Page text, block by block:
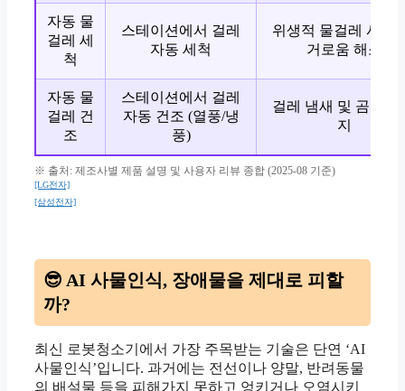
자동 물
걸레 세
척
스테이션에서 걸레
자동 세척
위생적 물걸레 사용,
거로움 해소
자동 물
걸레 건
조
스테이션에서 걸레
자동 건조 (열풍/냉
풍)
걸레 냄새 및 곰팡이
지
※ 출처: 제조사별 제품 설명 및 사용자 리뷰 종합 (2025-08 기준)
[LG전자]
[삼성전자]
😎 AI 사물인식, 장애물을 제대로 피할
까?
최신 로봇청소기에서 가장 주목받는 기술은 단연 ‘AI
사물인식’입니다. 과거에는 전선이나 양말, 반려동물
의 배설물 등을 피해가지 못하고 엉키거나 오염시키